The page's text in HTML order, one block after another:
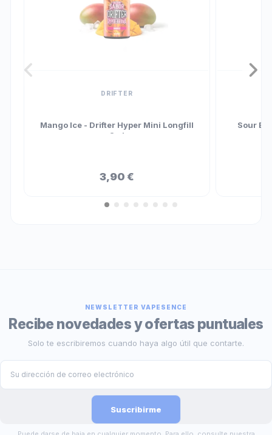
DRIFTER
Mango Ice - Drifter Hyper Mini Longfill
3ml
3,90 €
Sour
NEWSLETTER VAPESENCE
Recibe novedades y ofertas puntuales
Solo te escribiremos cuando haya algo útil que contarte.